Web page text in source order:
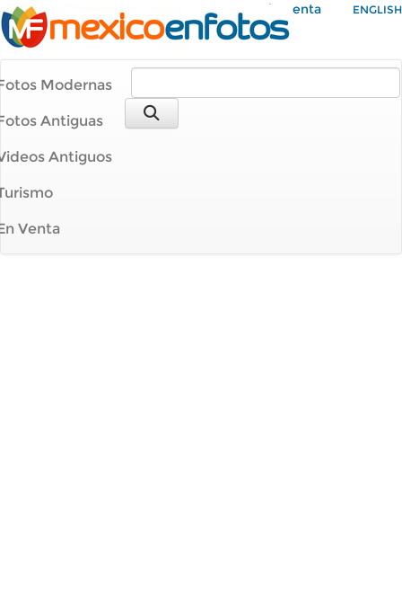
Mi Cuenta ENGLISH
Modernas
Antiguas
Antiguos
Venta